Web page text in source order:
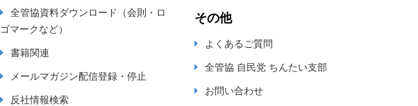
全管協資料ダウンロード（会則・ロ
ゴマークなど）
書籍関連
メールマガジン配信登録・停止
反社情報検索
その他
よくあるご質問
全管協 自民党 ちんたい支部
お問い合わせ